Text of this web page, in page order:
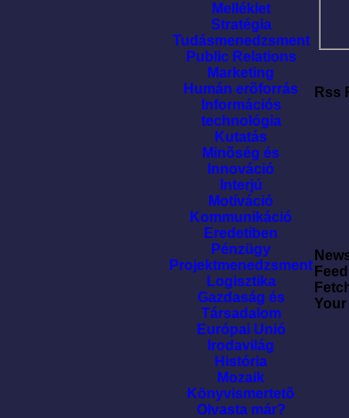
Melléklet
Stratégia
Tudásmenedzsment
Public Relations
Marketing
Humán erõforrás
Információs
technológia
Kutatás
Minõség és
Innováció
Interjú
Motíváció
Kommunikáció
Eredetiben
Pénzügy
Projektmenedzsment
Logisztika
Gazdaság és
Társadalom
Európai Unió
Irodavilág
História
Mozaik
Könyvismertetõ
Olvasta már?
Rss
Your